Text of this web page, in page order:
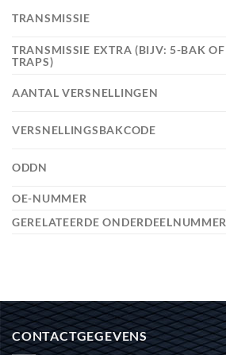
TRANSMISSIE
TRANSMISSIE EXTRA (BIJV: 5-BAK
TRAPS)
AANTAL VERSNELLINGEN
VERSNELLINGSBAKCODE
ODDN
OE-NUMMER
GERELATEERDE
CONTACTGEGEVENS